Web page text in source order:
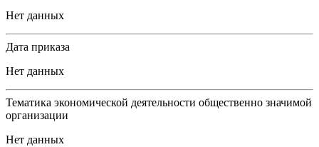
Нет данных
Дата приказа
Нет данных
Тематика экономической деятельности общественно значимой
организации
Нет данных